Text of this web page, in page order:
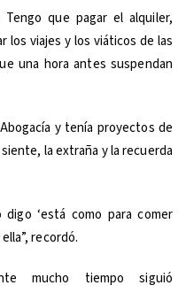
que pagar el alquiler,
los viajes y los viáticos de las
una hora antes suspendan
y tenía proyectos de
siente, la extraña y la recuerda
‘está como para comer
recordó.
mucho tiempo siguió